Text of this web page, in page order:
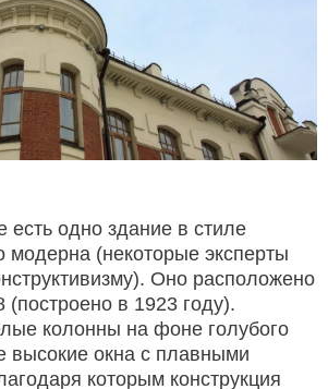
одно здание в стиле
(некоторые эксперты
Оно расположено
(построено в 1923 году).
колонны на фоне голубого
высокие окна с плавными
которым конструкция